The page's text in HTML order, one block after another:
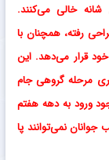
شانه خالی می‌کنند.
رفته، همچنان با
خود قرار می‌دهد. این
مرحله گروهی جام
وجود ورود به دهه هفتم
نمی‌توانند پا